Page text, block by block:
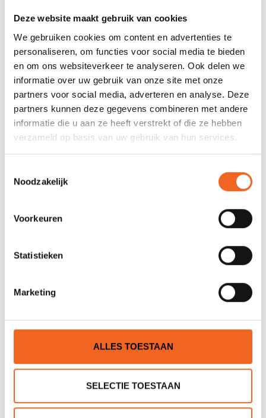
Deze website maakt gebruik van cookies
We gebruiken cookies om content en advertenties te
personaliseren, om functies voor social media te bieden
en om ons websiteverkeer te analyseren. Ook delen we
informatie over uw gebruik van onze site met onze
partners voor social media, adverteren en analyse. Deze
partners kunnen deze gegevens combineren met andere
informatie die u aan ze heeft verstrekt of die ze hebben
verzameld op basis van uw gebruik van hun services.
Noodzakelijk
Voorkeuren
Statistieken
Marketing
ALLES TOESTAAN
SELECTIE TOESTAAN
Afsluiting nek Rits (YKK)
Afsluiting pols ExoSkin + velcro verstelbaar
Capuchon Nee
Zakjes 0
Spatzeil schacht Nee